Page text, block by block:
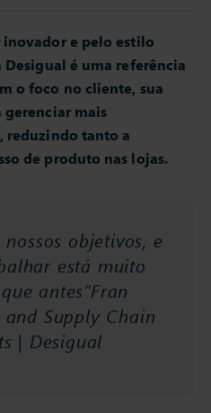
inovador e pelo estilo
Desigual é uma referência
o foco no cliente, sua
gerenciar mais
reduzindo tanto a
de produto nas lojas.
nossos objetivos, e
está muito
antes”Fran
and Supply Chain
| Desigual